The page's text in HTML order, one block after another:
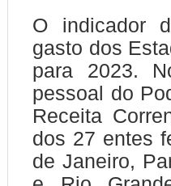
O indicador
gasto dos
para 2023.
pessoal do
Receita
dos 27 entes
de Janeiro,